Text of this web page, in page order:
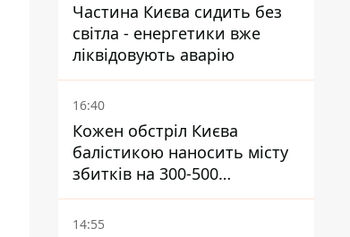
Частина Києва сидить без
світла - енергетики вже
ліквідовують аварію
16:40
Кожен обстріл Києва
балістикою наносить місту
збитків на 300-500
мільйонів - Петро
Пантелеєв
14:55